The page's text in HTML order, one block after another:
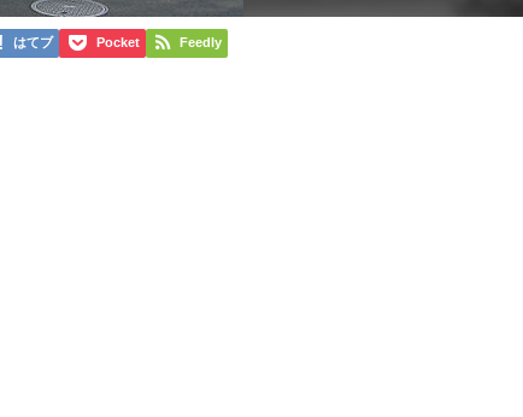
はてブ Pocket Feedly